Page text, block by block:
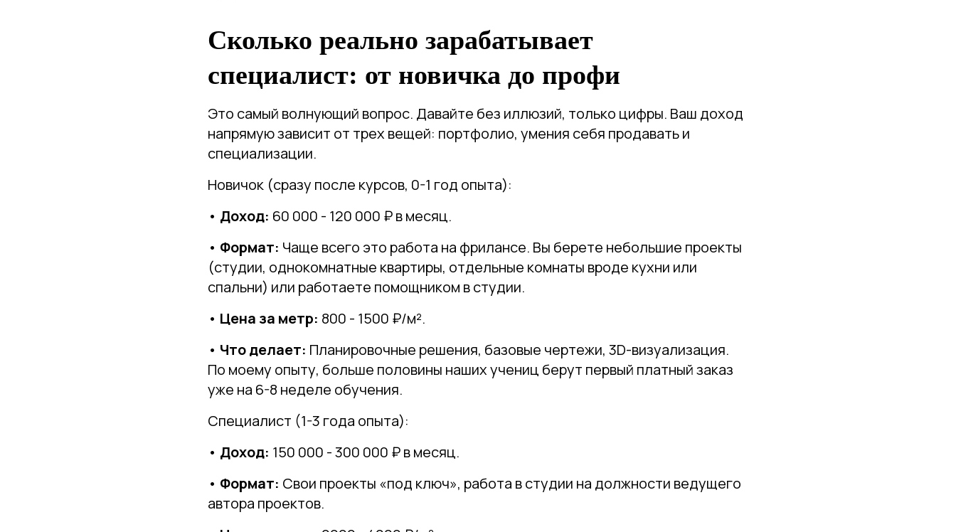
Сколько реально зарабатывает
специалист: от новичка до профи
Это самый волнующий вопрос. Давайте без иллюзий, только цифры. Ваш доход
напрямую зависит от трех вещей: портфолио, умения себя продавать и
специализации.
Новичок (сразу после курсов, 0-1 год опыта):
• Доход: 60 000 - 120 000 ₽ в месяц.
• Формат: Чаще всего это работа на фрилансе. Вы берете небольшие проекты
(студии, однокомнатные квартиры, отдельные комнаты вроде кухни или
спальни) или работаете помощником в студии.
• Цена за метр: 800 - 1500 ₽/м².
• Что делает: Планировочные решения, базовые чертежи, 3D-визуализация.
По моему опыту, больше половины наших учениц берут первый платный заказ
уже на 6-8 неделе обучения.
Специалист (1-3 года опыта):
• Доход: 150 000 - 300 000 ₽ в месяц.
• Формат: Свои проекты «под ключ», работа в студии на должности ведущего
автора проектов.